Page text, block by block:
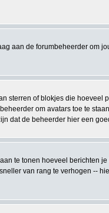
aan de forumbeheerder om
sterren of blokjes die hoeveel
om avatars toe te
dat de beheerder hier een
te tonen hoeveel berichten
van rang te verhogen --